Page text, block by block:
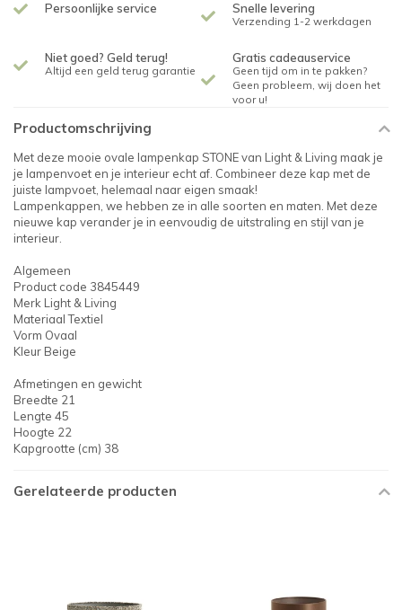
Persoonlijke service Snelle levering
Verzending 1-2 werkdagen
Niet goed? Geld terug!
Altijd een geld terug garantie
Gratis cadeauservice
Geen tijd om in te pakken?
Geen probleem, wij doen het
voor u!
Productomschrijving
Met deze mooie ovale lampenkap STONE van Light & Living maak je
je lampenvoet en je interieur echt af. Combineer deze kap met de
juiste lampvoet, helemaal naar eigen smaak!
Lampenkappen, we hebben ze in alle soorten en maten. Met deze
nieuwe kap verander je in eenvoudig de uitstraling en stijl van je
interieur.
Algemeen
Product code 3845449
Merk Light & Living
Materiaal Textiel
Vorm Ovaal
Kleur Beige
Afmetingen en gewicht
Breedte 21
Lengte 45
Hoogte 22
Kapgrootte (cm) 38
Gerelateerde producten